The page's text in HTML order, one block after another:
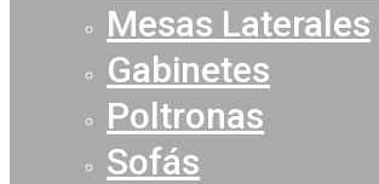
Mesas Laterales
Gabinetes
Poltronas
Sofás